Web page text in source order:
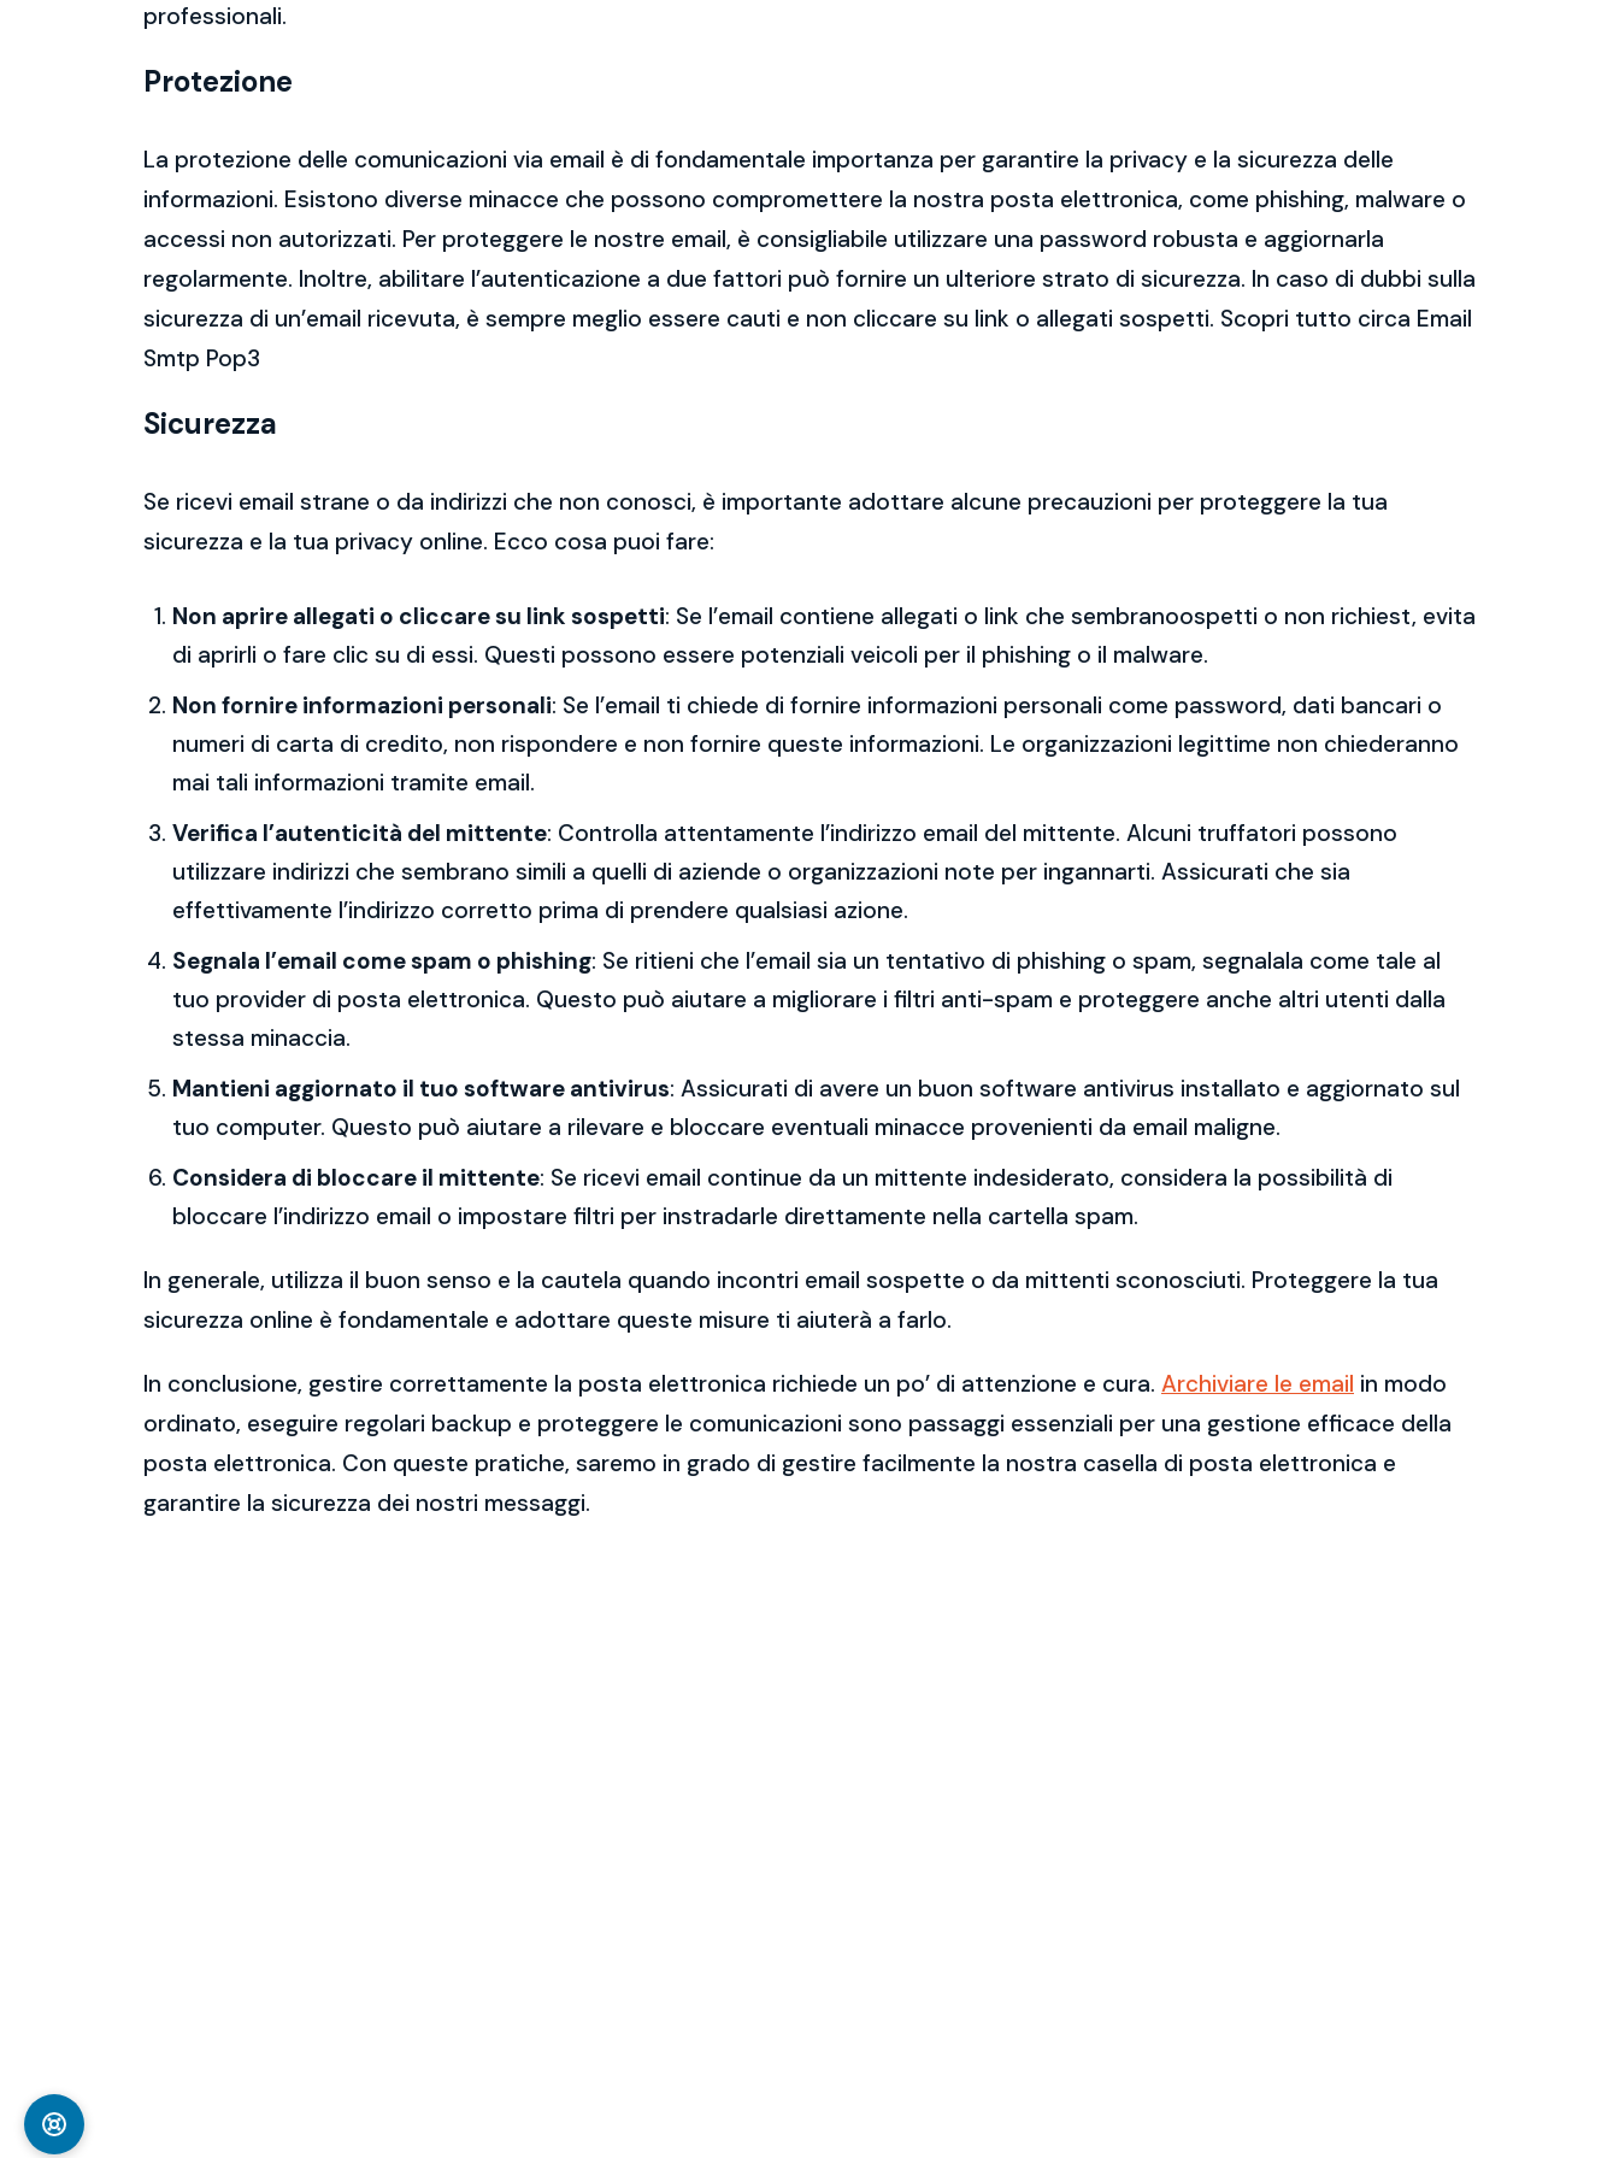
professionali.
Protezione
La protezione delle comunicazioni via email è di fondamentale importanza per garantire la privacy e la sicurezza delle
informazioni. Esistono diverse minacce che possono compromettere la nostra posta elettronica, come phishing, malware o
accessi non autorizzati. Per proteggere le nostre email, è consigliabile utilizzare una password robusta e aggiornarla
regolarmente. Inoltre, abilitare l’autenticazione a due fattori può fornire un ulteriore strato di sicurezza. In caso di dubbi sulla
sicurezza di un’email ricevuta, è sempre meglio essere cauti e non cliccare su link o allegati sospetti. Scopri tutto circa Email
Smtp Pop3
Sicurezza
Se ricevi email strane o da indirizzi che non conosci, è importante adottare alcune precauzioni per proteggere la tua
sicurezza e la tua privacy online. Ecco cosa puoi fare:
Non aprire allegati o cliccare su link sospetti: Se l’email contiene allegati o link che sembranoospetti o non richiest, evita
di aprirli o fare clic su di essi. Questi possono essere potenziali veicoli per il phishing o il malware.
Non fornire informazioni personali: Se l’email ti chiede di fornire informazioni personali come password, dati bancari o
numeri di carta di credito, non rispondere e non fornire queste informazioni. Le organizzazioni legittime non chiederanno
mai tali informazioni tramite email.
Verifica l’autenticità del mittente: Controlla attentamente l’indirizzo email del mittente. Alcuni truffatori possono
utilizzare indirizzi che sembrano simili a quelli di aziende o organizzazioni note per ingannarti. Assicurati che sia
effettivamente l’indirizzo corretto prima di prendere qualsiasi azione.
Segnala l’email come spam o phishing: Se ritieni che l’email sia un tentativo di phishing o spam, segnalala come tale al
tuo provider di posta elettronica. Questo può aiutare a migliorare i filtri anti-spam e proteggere anche altri utenti dalla
stessa minaccia.
Mantieni aggiornato il tuo software antivirus: Assicurati di avere un buon software antivirus installato e aggiornato sul
tuo computer. Questo può aiutare a rilevare e bloccare eventuali minacce provenienti da email maligne.
Considera di bloccare il mittente: Se ricevi email continue da un mittente indesiderato, considera la possibilità di
bloccare l’indirizzo email o impostare filtri per instradarle direttamente nella cartella spam.
In generale, utilizza il buon senso e la cautela quando incontri email sospette o da mittenti sconosciuti. Proteggere la tua
sicurezza online è fondamentale e adottare queste misure ti aiuterà a farlo.
In conclusione, gestire correttamente la posta elettronica richiede un po’ di attenzione e cura. Archiviare le email in modo
ordinato, eseguire regolari backup e proteggere le comunicazioni sono passaggi essenziali per una gestione efficace della
posta elettronica. Con queste pratiche, saremo in grado di gestire facilmente la nostra casella di posta elettronica e
garantire la sicurezza dei nostri messaggi.